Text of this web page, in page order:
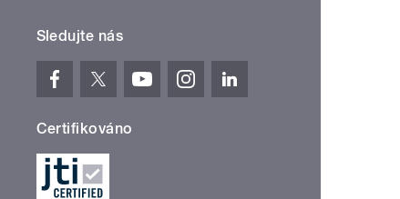
Sledujte nás
Certifikováno